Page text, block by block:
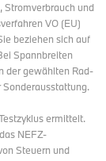
Stromverbrauch und
VO (EU)
beziehen sich auf
Spannbreiten
der gewählten Rad-
Sonderausstattung.
ermittelt.
NEFZ-
Steuern und